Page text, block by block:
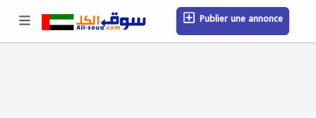
Publier une annonce
Se connecter / S'inscrire